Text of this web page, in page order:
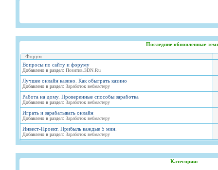
Последние обновленные
Форум
Вопросы по сайту и форуму
Добавлено в раздел: Позитив.3DN.Ru
Лучшее онлайн казино. Как обыграть казино
Добавлено в раздел: Заработок вебмастеру
Работа на дому. Проверенные способы заработка
Добавлено в раздел: Заработок вебмастеру
Играть и зарабатывать онлайн
Добавлено в раздел: Заработок вебмастеру
Инвест-Проект. Прибыль каждые 5 мин.
Добавлено в раздел: Заработок вебмастеру
Категории: